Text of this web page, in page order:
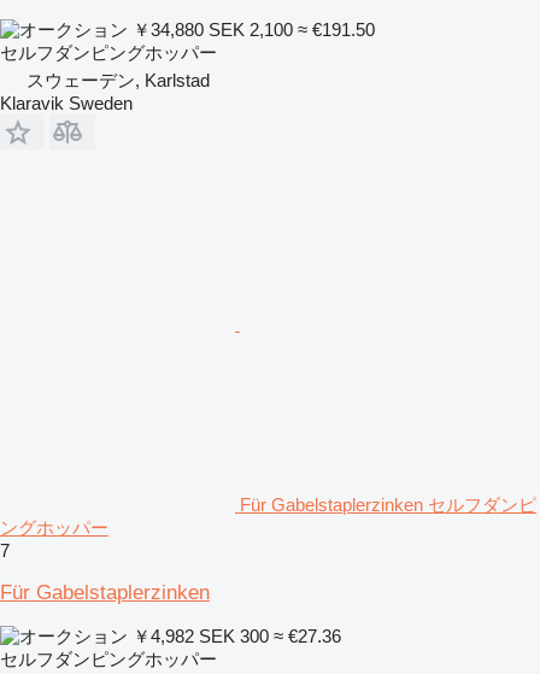
￥34,880 SEK 2,100 ≈ €191.50
セルフダンピングホッパー
スウェーデン, Karlstad
Klaravik Sweden
Für Gabelstaplerzinken セルフダンピ
ングホッパー
7
Für Gabelstaplerzinken
￥4,982 SEK 300 ≈ €27.36
セルフダンピングホッパー